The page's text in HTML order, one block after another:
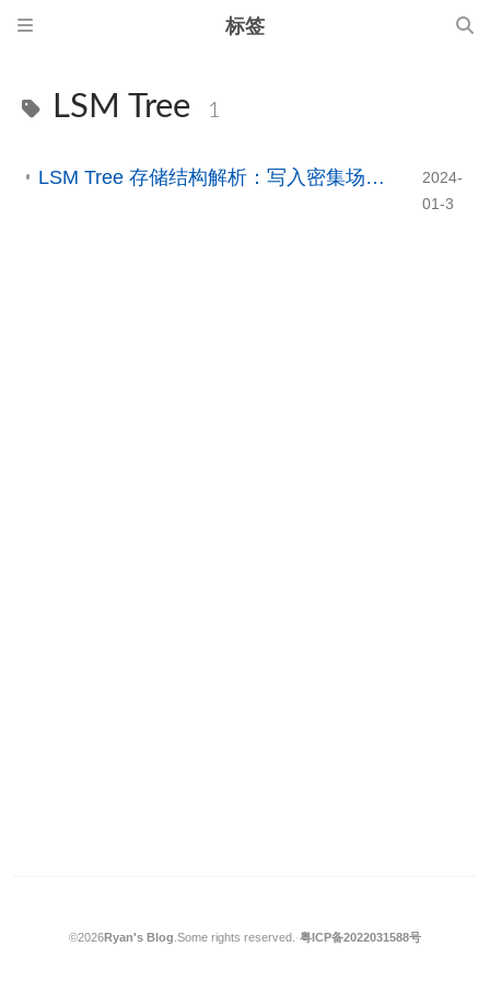
标签
LSM Tree 1
LSM Tree 存储结构解析：写入密集场景下的数据组织与压缩
2024-
01-3
©2026Ryan's Blog Some rights reserved. ·粤ICP备2022031588号